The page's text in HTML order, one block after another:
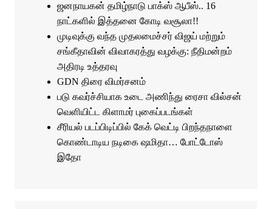
ஜனநாயகன் தமிழ்நாடு பாக்ஸ் ஆபீஸ்.. 16
நாட்களில் இத்தனை கோடி வசூலா!!
முடிவுக்கு வந்த முதலமைச்சர் விஜய் மற்றும்
சங்கீதாவின் விவாகரத்து வழக்கு: நீதிமன்றம்
அதிரடி உத்தரவு
GDN திரை விமர்சனம்
படு கவர்ச்சியாக உடை அணிந்து ரைசா வில்சன்
வெளியிட்ட கிளாமர் புகைப்படங்கள்
சீரியல் படப்பிடிப்பில் கேக் வெட்டி பிறந்தநாளை
கொண்டாடிய நடிகை ஷமிதா… போட்டோஸ்
இதோ